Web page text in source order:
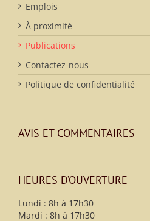
Emplois
À proximité
Publications
Contactez-nous
Politique de confidentialité
AVIS ET COMMENTAIRES
HEURES D’OUVERTURE
Lundi : 8h à 17h30
Mardi : 8h à 17h30